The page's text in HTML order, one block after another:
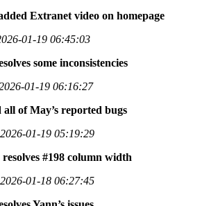
Extranet video on homepage
01-19 06:45:03
some inconsistencies
01-19 06:16:27
of May’s reported bugs
2026-01-19 05:19:29
#198 column width
2026-01-18 06:27:45